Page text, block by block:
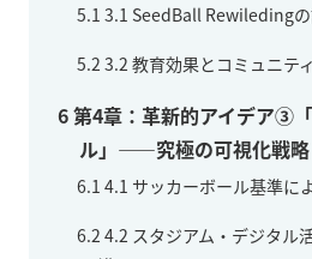
5.1 3.1 SeedBall Rewileding
5.2 3.2 教育効果とコミュニテ
6第4章：革新的アイデア③「
ル」——究極の可視化戦略
6.1 4.1 サッカーボール基準に
6.2 4.2 スタジアム・デジタル